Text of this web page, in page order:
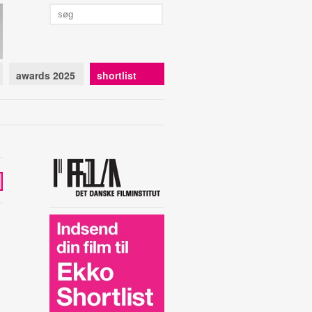
awards 2025 shortlist